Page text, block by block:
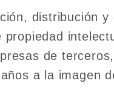
distribución
propiedad
de
a la imagen